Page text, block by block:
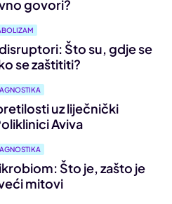
govori?
Što su, gdje se
se zaštititi?
uz liječnički
Aviva
Što je, zašto je
mitovi